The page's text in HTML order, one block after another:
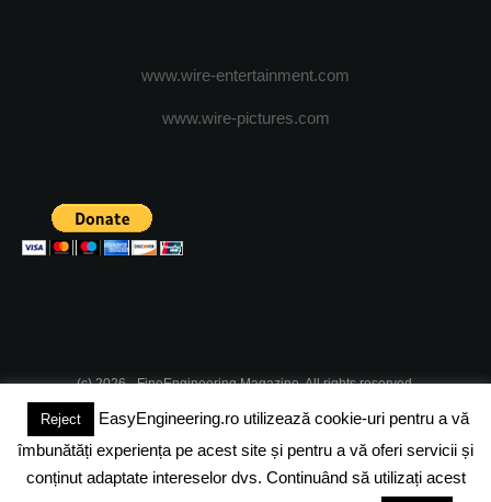
www.wire-entertainment.com
www.wire-pictures.com
(c) 2026 - FineEngineering Magazine. All rights reserved.
DESPRE NOI ABONAMENT
DESPRE COOKIES POLITICA DE CONFIDENTIALITATE
Reject
EasyEngineering.ro utilizează cookie-uri pentru a vă
îmbunătăți experiența pe acest site și pentru a vă oferi servicii și
conținut adaptate intereselor dvs. Continuând să utilizați acest